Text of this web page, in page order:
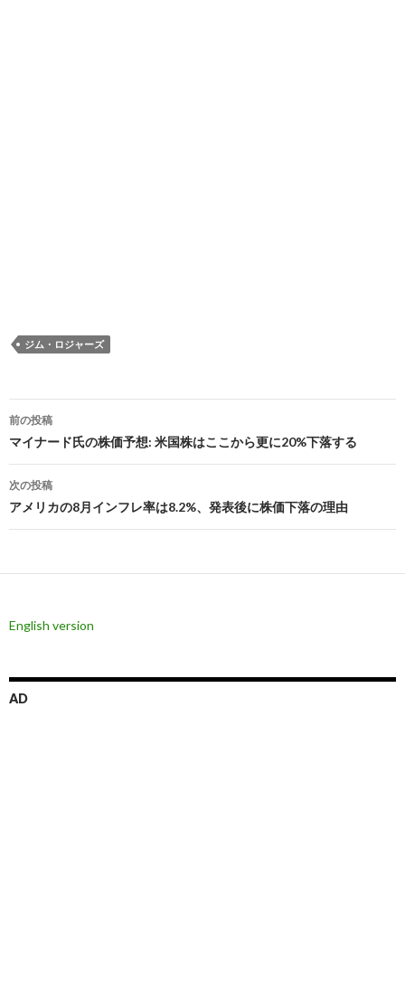
ジム・ロジャーズ
投
稿
ナ
ビ
ゲ
ー
ョ
前の投稿
マイナード氏の株価予想: 米国株はここから更に20%下落する
次の投稿
アメリカの8月インフレ率は8.2%、発表後に株価下落の理由
English version
AD